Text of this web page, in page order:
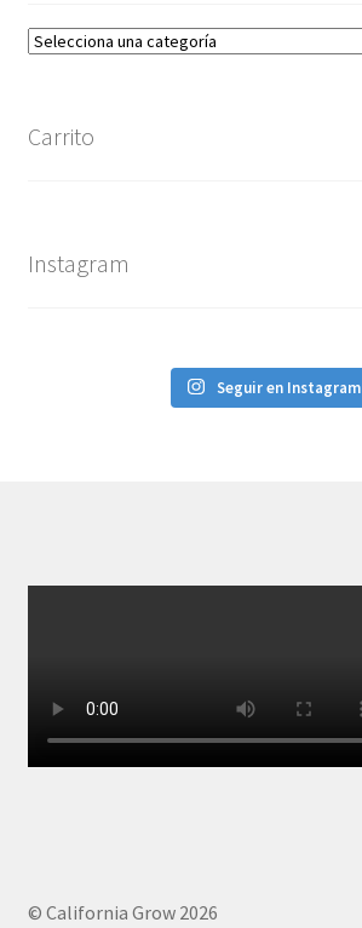
Carrito
Instagram
Seguir en Instagram
© California Grow 2026